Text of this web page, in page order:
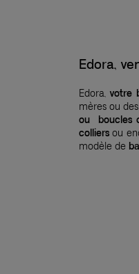
Edora,
Edora, votre
mères ou
ou boucles
colliers ou
modèle de